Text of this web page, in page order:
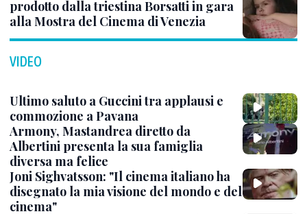
prodotto dalla triestina Borsatti in gara
alla Mostra del Cinema di Venezia
VIDEO
Ultimo saluto a Guccini tra applausi e
commozione a Pavana
Armony, Mastandrea diretto da
Albertini presenta la sua famiglia
diversa ma felice
Joni Sighvatsson: "Il cinema italiano ha
disegnato la mia visione del mondo e del
cinema"